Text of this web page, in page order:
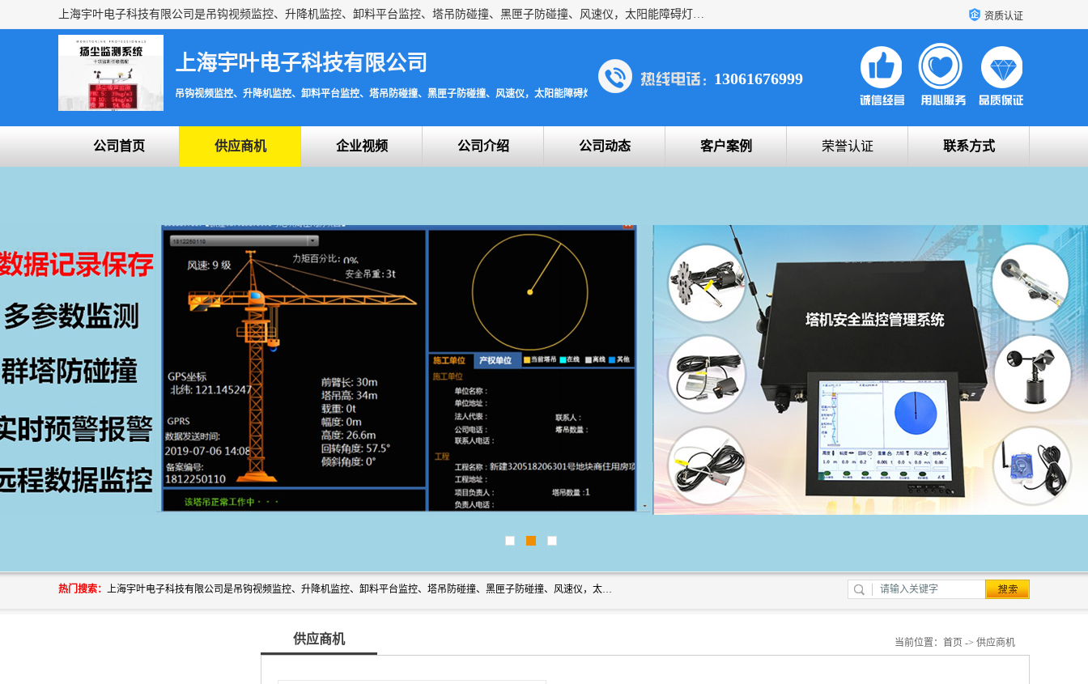
上海宇叶电子科技有限公司是吊钩视频监控、升降机监控、卸料平台监控、塔吊防碰撞、黑匣子防碰撞、风速仪，太阳能障碍灯安全提示灯等一系列升降机的常用配件产品专业研发生产加工的公司，拥有完整、科学的质量管理体系。 资质认证
上海宇叶电子科技有限公司
吊钩视频监控、升降机监控、卸料平台监控、塔吊防碰撞、黑匣子防碰撞、风速仪，太阳能障碍灯安全提示灯
13061676999
公司首页 供应商机 企业视频 公司介绍 公司动态 客户案例 荣誉认证 联系方式
热门搜索： 上海宇叶电子科技有限公司是吊钩视频监控、升降机监控、卸料平台监控、塔吊防碰撞、黑匣子防碰撞、风速仪，太阳能障碍灯安全提示灯等一系列升降机的常用配件产品专业研发生产加工的公司，拥有完整、科学的质量管理体系。
供应商机 当前位置： 首页 -> 供应商机